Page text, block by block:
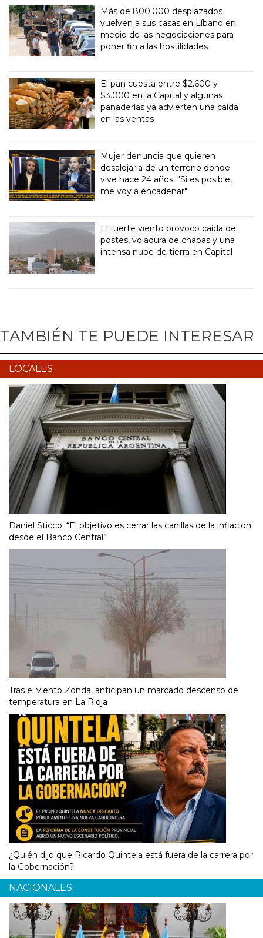
Más de 800.000 desplazados
vuelven a sus casas en Líbano en
medio de las negociaciones para
poner fin a las hostilidades
El pan cuesta entre $2.600 y
$3.000 en la Capital y algunas
panaderías ya advierten una caída
en las ventas
Mujer denuncia que quieren
desalojarla de un terreno donde
vive hace 24 años: "Si es posible,
me voy a encadenar"
El fuerte viento provocó caída de
postes, voladura de chapas y una
intensa nube de tierra en Capital
TAMBIÉN TE PUEDE INTERESAR
LOCALES
Daniel Sticco: “El objetivo es cerrar las canillas de la inflación
desde el Banco Central”
Tras el viento Zonda, anticipan un marcado descenso de
temperatura en La Rioja
¿Quién dijo que Ricardo Quintela está fuera de la carrera por
la Gobernación?
NACIONALES